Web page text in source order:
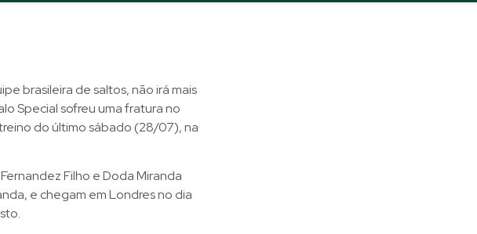
brasileira de saltos, não irá mais
Special sofreu uma fratura no
do último sábado (28/07), na
Filho e Doda Miranda
e chegam em Londres no dia